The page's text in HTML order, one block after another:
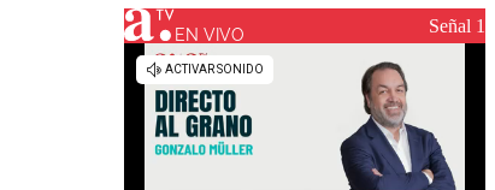
Universidad de Chile
Sustentabilidad
EN VIVO Señal 1